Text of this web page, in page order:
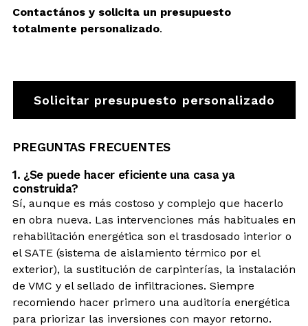
Contactános y solicita un presupuesto
totalmente personalizado.
Solicitar presupuesto personalizado
PREGUNTAS FRECUENTES
1. ¿Se puede hacer eficiente una casa ya
construida?
Sí, aunque es más costoso y complejo que hacerlo
en obra nueva. Las intervenciones más habituales en
rehabilitación energética son el trasdosado interior o
el SATE (sistema de aislamiento térmico por el
exterior), la sustitución de carpinterías, la instalación
de VMC y el sellado de infiltraciones. Siempre
recomiendo hacer primero una auditoría energética
para priorizar las inversiones con mayor retorno.